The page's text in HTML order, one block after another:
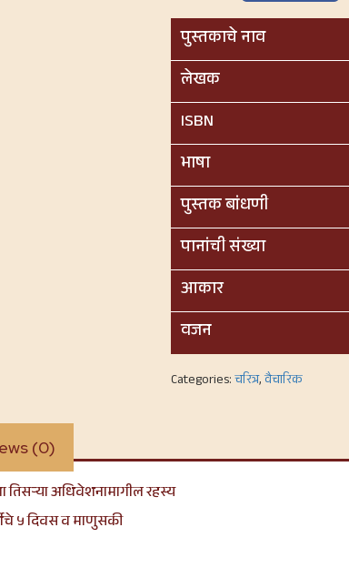
पुस्तकाचे नाव
लेखक
ISBN
भाषा
पुस्तक बांधणी
पानांची संख्या
आकार
वजन
Categories:चरित्र,वैचारिक
(0)
तिसऱ्या अधिवेशनामागील रहस्य
५ दिवस व माणुसकी